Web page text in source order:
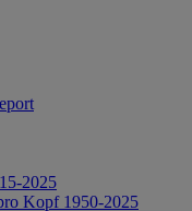
2025
Kopf 1950-2025